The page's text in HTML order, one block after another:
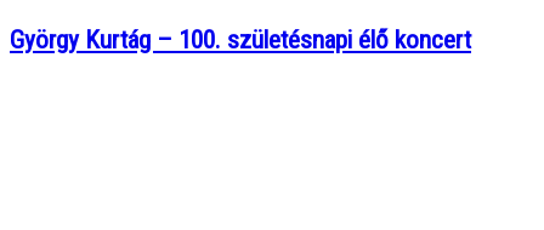
György Kurtág – 100. születésnapi élő koncert